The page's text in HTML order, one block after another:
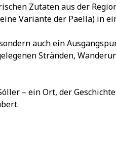
Zutaten aus der
Variante der Paella) in
auch ein
Stränden,
– ein Ort, der